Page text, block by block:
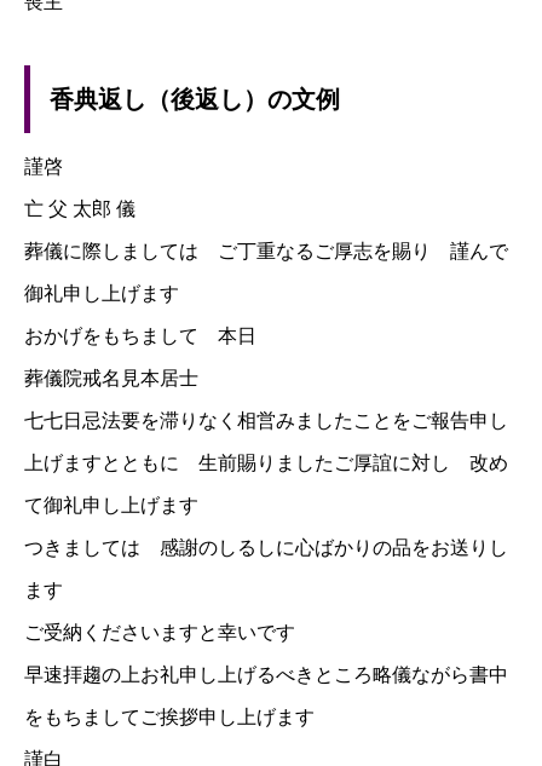
香典返し（後返し）の文例
謹啓
亡 父 太郎 儀
葬儀に際しましては ご丁重なるご厚志を賜り 謹んで
御礼申し上げます
おかげをもちまして 本日
葬儀院戒名見本居士
七七日忌法要を滞りなく相営みましたことをご報告申し
上げますとともに 生前賜りましたご厚誼に対し 改め
て御礼申し上げます
つきましては 感謝のしるしに心ばかりの品をお送りし
ます
ご受納くださいますと幸いです
早速拝趨の上お礼申し上げるべきところ略儀ながら書中
をもちましてご挨拶申し上げます
謹白